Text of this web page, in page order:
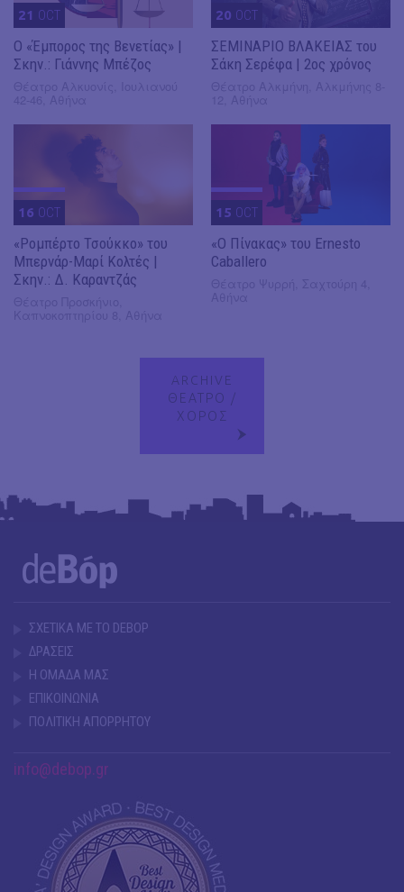
21 OCT
Ο «Έμπορος της Βενετίας» |
Σκην.: Γιάννης Μπέζος
20 OCT
ΣΕΜΙΝΑΡΙΟ ΒΛΑΚΕΙΑΣ του
Σάκη Σερέφα | 2ος χρόνος
16 OCT
«Ρομπέρτο Τσούκκο» του
Μπερνάρ-Μαρί Κολτές |
Σκην.: Δ. Καραντζάς
15 OCT
«Ο Πίνακας» του Ernesto
Caballero
ARCHIVE
ΘΕΑΤΡΟ /
ΧΟΡΟΣ
ΣΧΕΤΙΚΑ ΜΕ ΤΟ DEBOP
ΔΡΑΣΕΙΣ
Η ΟΜΑΔΑ ΜΑΣ
ΕΠΙΚΟΙΝΩΝΙΑ
ΠΟΛΙΤΙΚΗ ΑΠΟΡΡΗΤΟΥ
info@debop.gr